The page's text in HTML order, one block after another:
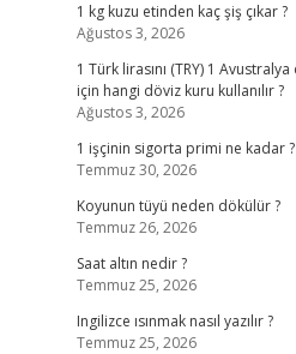
1 kg kuzu etinden kaç şiş çıkar ?
Ağustos 3, 2026
1 Türk lirasını (TRY) 1
için hangi döviz kuru kullanılır ?
Ağustos 3, 2026
1 işçinin sigorta primi ne kadar ?
Temmuz 30, 2026
Koyunun tüyü neden dökülür ?
Temmuz 26, 2026
Saat altın nedir ?
Temmuz 25, 2026
Ingilizce ısınmak nasıl yazılır ?
Temmuz 25, 2026